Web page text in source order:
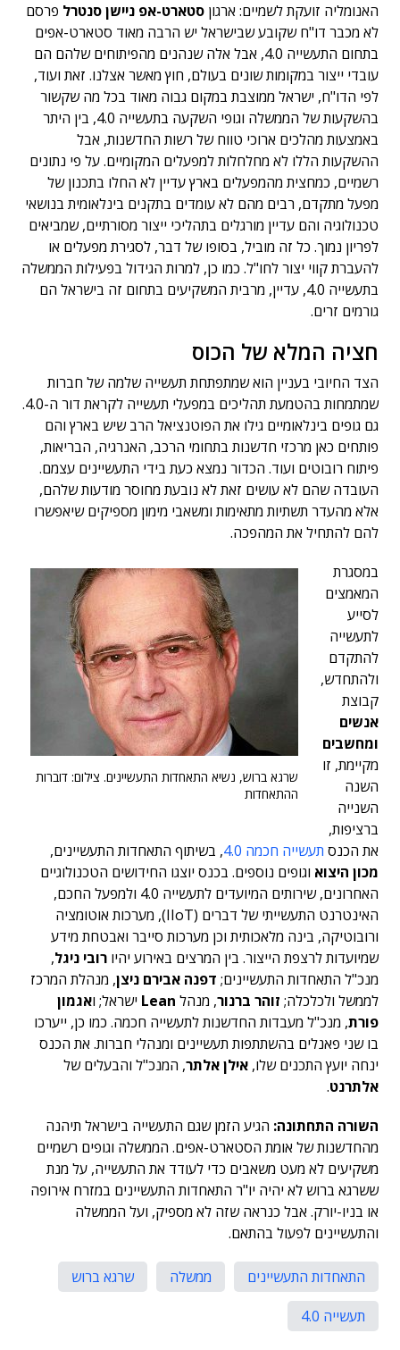
האנומליה זועקת לשמיים: ארגון סטארט-אפ ניישן סנטרל פרסם
לא מכבר דו"ח שקובע שבישראל יש הרבה מאוד סטארט-אפים
בתחום התעשייה 4.0, אבל אלה שנהנים מהפיתוחים שלהם הם
עובדי ייצור במקומות שונים בעולם, חוץ מאשר אצלנו. זאת ועוד,
לפי הדו"ח, ישראל ממוצבת במקום גבוה מאוד בכל מה שקשור
בהשקעות של הממשלה וגופי השקעה בתעשייה 4.0, בין היתר
באמצעות מהלכים ארוכי טווח של רשות החדשנות, אבל
ההשקעות הללו לא מחלחלות למפעלים המקומיים. על פי נתונים
רשמיים, כמחצית מהמפעלים בארץ עדיין לא החלו בתכנון של
מפעל מתקדם, רבים מהם לא עומדים בתקנים בינלאומית בנושאי
טכנולוגיה והם עדיין מורגלים בתהליכי ייצור מסורתיים, שמביאים
לפריון נמוך. כל זה מוביל, בסופו של דבר, לסגירת מפעלים או
להעברת קווי יצור לחו"ל. כמו כן, למרות הגידול בפעילות הממשלה
בתעשייה 4.0, עדיין, מרבית המשקיעים בתחום זה בישראל הם
גורמים זרים.
חציה המלא של הכוס
הצד החיובי בעניין הוא שמתפתחת תעשייה שלמה של חברות
שמתמחות בהטמעת תהליכים במפעלי תעשייה לקראת דור ה-4.0.
גם גופים בינלאומיים גילו את הפוטנציאל הרב שיש בארץ והם
פותחים כאן מרכזי חדשנות בתחומי הרכב, האנרגיה, הבריאות,
פיתוח רובוטים ועוד. הכדור נמצא כעת בידי התעשיינים עצמם.
העובדה שהם לא עושים זאת לא נובעת מחוסר מודעות שלהם,
אלא מהעדר תשתיות מתאימות ומשאבי מימון מספיקים שיאפשרו
להם להתחיל את המהפכה.
שרגא ברוש, נשיא התאחדות התעשיינים. צילום: דוברות
ההתאחדות
במסגרת
המאמצים
לסייע
לתעשייה
להתקדם
ולהתחדש,
קבוצת
אנשים
ומחשבים
מקיימת, זו
השנה
השנייה
ברציפות,
את הכנס תעשייה חכמה 4.0
, בשיתוף התאחדות התעשיינים,
מכון היצוא וגופים נוספים. בכנס יוצגו החידושים הטכנולוגיים
האחרונים, שירותים המיועדים לתעשייה 4.0 ולמפעל החכם,
האינטרנט התעשייתי של דברים (IIoT), מערכות אוטומציה
ורובוטיקה, בינה מלאכותית וכן מערכות סייבר ואבטחת מידע
שמיועדות לרצפת הייצור. בין המרצים באירוע יהיו רובי ניגל,
מנכ"ל התאחדות התעשיינים; דפנה אבירם ניצן, מנהלת המרכז
לממשל ולכלכלה; זוהר ברנור, מנהל Lean ישראל; ואגמון
פורת, מנכ"ל מעבדות החדשנות לתעשייה חכמה. כמו כן, ייערכו
בו שני פאנלים בהשתתפות תעשיינים ומנהלי חברות. את הכנס
ינחה יועץ התכנים שלו, אילן אלתר, המנכ"ל והבעלים של
אלתרנט.
השורה התחתונה: הגיע הזמן שגם התעשייה בישראל תיהנה
מהחדשנות של אומת הסטארט-אפים. הממשלה וגופים רשמיים
משקיעים לא מעט משאבים כדי לעודד את התעשייה, על מנת
ששרגא ברוש לא יהיה יו"ר התאחדות התעשיינים במזרח אירופה
או בניו-יורק. אבל כנראה שזה לא מספיק, ועל הממשלה
והתעשיינים לפעול בהתאם.
התאחדות התעשיינים ממשלה
שרגא ברוש
תעשייה 4.0